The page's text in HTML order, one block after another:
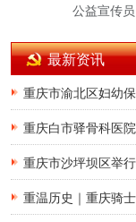
公益宣传员
最新资讯
重庆白市驿骨科医
重庆市沙坪坝区举
重温历史｜重庆骑